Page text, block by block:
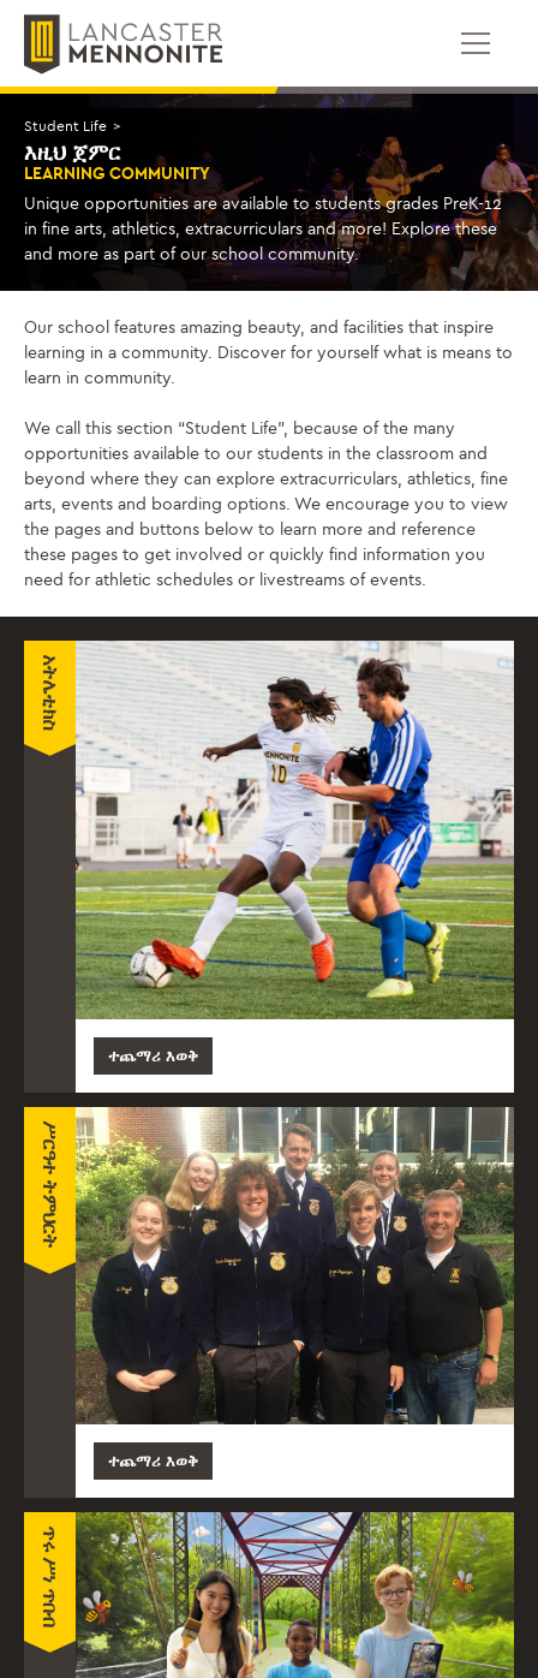
ይውሰዳሉ
Student Life >
እዚህ ጀምር
LEARNING COMMUNITY
Unique opportunities are available to students grades PreK-12
in fine arts, athletics, extracurriculars and more! Explore these
and more as part of our school community.
Our school features amazing beauty, and facilities that inspire
learning in a community. Discover for yourself what is means to
learn in community.
We call this section “Student Life”, because of the many
opportunities available to our students in the classroom and
beyond where they can explore extracurriculars, athletics, fine
arts, events and boarding options. We encourage you to view
the pages and buttons below to learn more and reference
these pages to get involved or quickly find information you
need for athletic schedules or livestreams of events.
አትሌቲክስ
ተጨማሪ እወቅ
ሥርዓተ ትምህርት
ተጨማሪ እወቅ
ጥሩ ሥነ ጥበብ